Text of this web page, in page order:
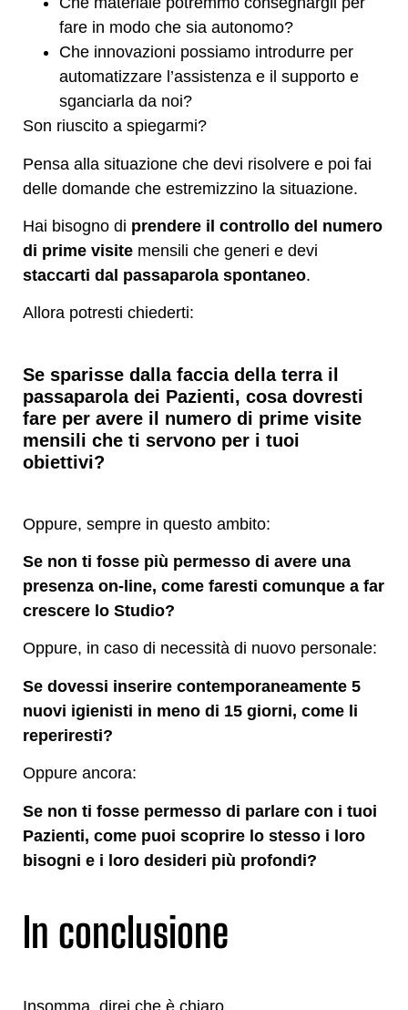
fare in modo che sia autonomo?
Che innovazioni possiamo introdurre per
automatizzare l’assistenza e il supporto e
sganciarla da noi?
Son riuscito a spiegarmi?
Pensa alla situazione che devi risolvere e poi fai
delle domande che estremizzino la situazione.
Hai bisogno di prendere il controllo del numero
di prime visite mensili che generi e devi
staccarti dal passaparola spontaneo.
Allora potresti chiederti:
Se sparisse dalla faccia della terra il
passaparola dei Pazienti, cosa dovresti
fare per avere il numero di prime visite
mensili che ti servono per i tuoi
obiettivi?
Oppure, sempre in questo ambito:
Se non ti fosse più permesso di avere una
presenza on-line, come faresti comunque a far
crescere lo Studio?
Oppure, in caso di necessità di nuovo personale:
Se dovessi inserire contemporaneamente 5
nuovi igienisti in meno di 15 giorni, come li
reperiresti?
Oppure ancora:
Se non ti fosse permesso di parlare con i tuoi
Pazienti, come puoi scoprire lo stesso i loro
bisogni e i loro desideri più profondi?
In conclusione